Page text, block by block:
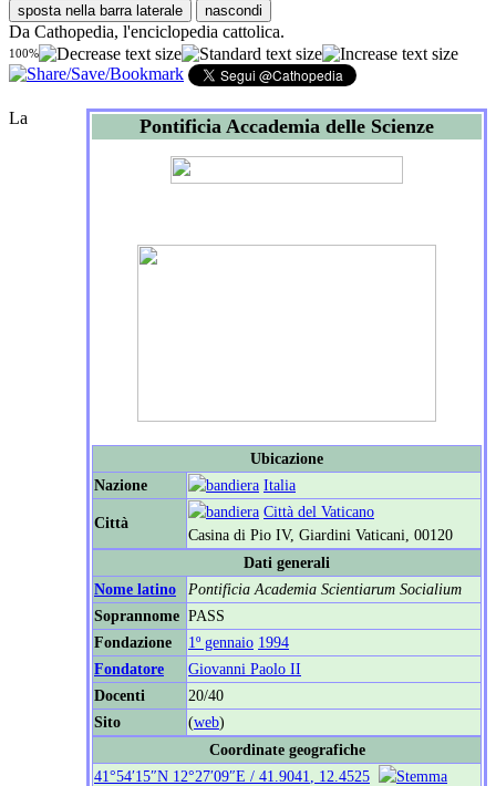
sposta nella barra laterale nascondi
Da Cathopedia, l'enciclopedia cattolica.
100%
Pontificia Accademia delle Scienze
Ubicazione
Nazione
Italia
Città
Città del Vaticano
Casina di Pio IV, Giardini Vaticani, 00120
Dati generali
Nome latino
Pontificia Academia Scientiarum Socialium
Soprannome PASS
Fondazione
1º gennaio 1994
Fondatore
Giovanni Paolo II
Docenti
20/40
Sito
(web)
Coordinate geografiche
41°54′15″N 12°27′09″E / 41.9041
12.4525
La